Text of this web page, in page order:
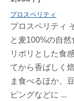
プロスペリティ
プロスペリティ
と麦100%の自
リポリとした食
てから香ばしく
ま食べるほか、
ピングなどに ...